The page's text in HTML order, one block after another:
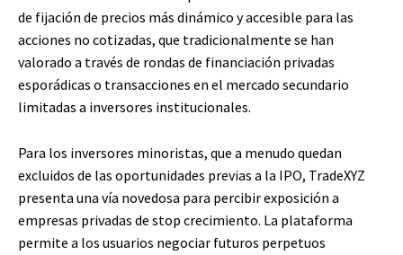
de fijación de precios más dinámico y accesible para las
acciones no cotizadas, que tradicionalmente se han
valorado a través de rondas de financiación privadas
esporádicas o transacciones en el mercado secundario
limitadas a inversores institucionales.
Para los inversores minoristas, que a menudo quedan
excluidos de las oportunidades previas a la IPO, TradeXYZ
presenta una vía novedosa para percibir exposición a
empresas privadas de stop crecimiento. La plataforma
permite a los usuarios negociar futuros perpetuos